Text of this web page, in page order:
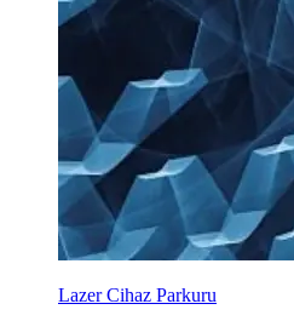
Lazer Cihaz Parkuru